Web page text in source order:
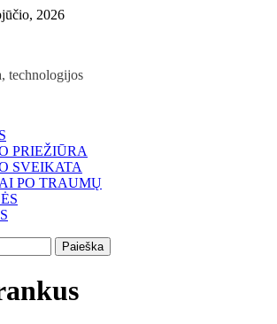
2026
technologijos
PRIEŽIŪRA
SVEIKATA
PO TRAUMŲ